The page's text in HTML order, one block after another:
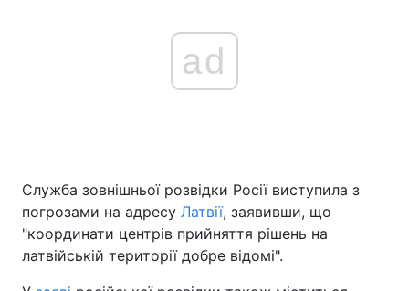
ad
Служба зовнішньої розвідки Росії виступила з
погрозами на адресу Латвії, заявивши, що
"координати центрів прийняття рішень на
латвійській території добре відомі".